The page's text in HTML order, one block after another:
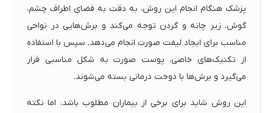
پزشک هنگام انجام این روش، به دقت به فضای اطراف چشم،
گوش، زیر چانه و گردن توجه می‌کند و برش‌هایی در نواحی
مناسب برای ایجاد لیفت صورت انجام می‌دهد. سپس با استفاده
از تکنیک‌های خاصی، پوست صورت به شکل مناسبی قرار
می‌گیرد و برش‌ها با دوخت درمانی بسته می‌شوند.
این روش شاید برای برخی از بیماران مطلوب باشد، اما نکته